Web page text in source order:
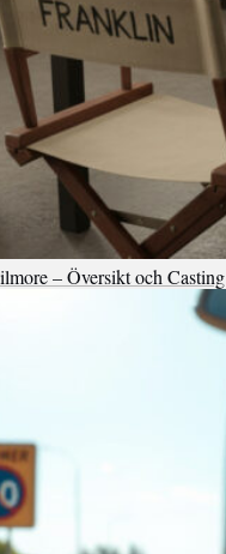
– Översikt och Casting